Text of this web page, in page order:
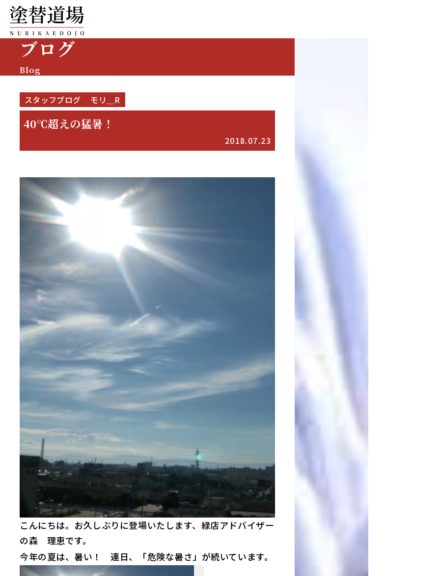
ブログ
Blog
スタッフブログ モリ＿R
40℃超えの猛暑！
2018.07.23
こんにちは。お久しぶりに登場いたします、緑店アドバイザー
の森 理恵です。
今年の夏は、暑い！ 連日、「危険な暑さ」が続いています。